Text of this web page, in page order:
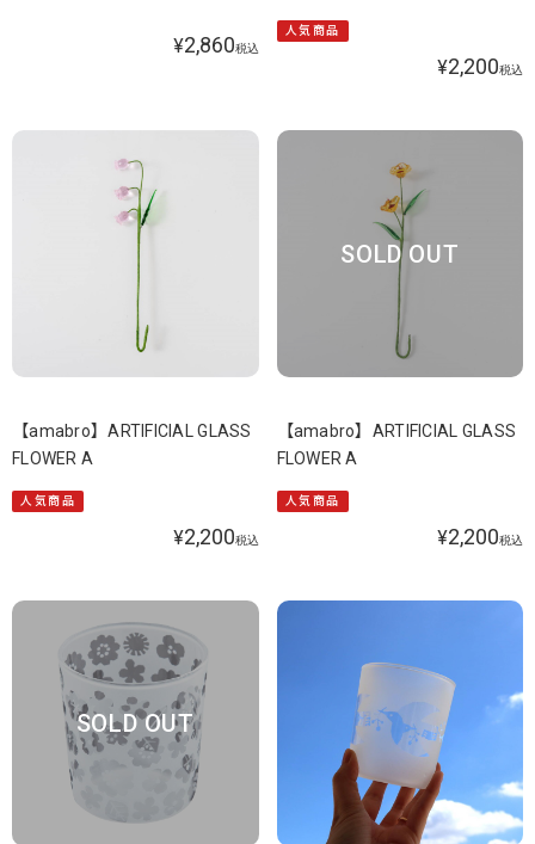
¥2,860税込
人気商品
¥2,200税込
【amabro】ARTIFICIAL GLASS
FLOWER A
人気商品
¥2,200税込
SOLD OUT
【amabro】ARTIFICIAL GLASS
FLOWER A
人気商品
¥2,200税込
SOLD OUT